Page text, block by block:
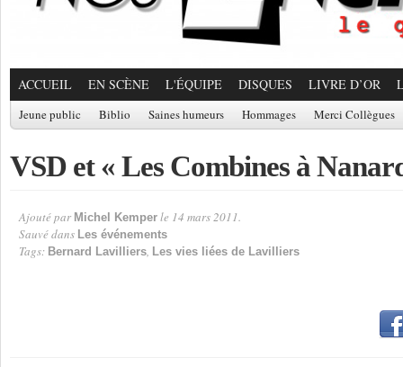
ACCUEIL EN SCÈNE L'ÉQUIPE DISQUES LIVRE D’OR
Jeune public Biblio Saines humeurs Hommages Merci Collègues
VSD et « Les Combines à
Ajouté par Michel Kemper le 14 mars 2011.
Sauvé dans Les événements
Tags: Bernard Lavilliers, Les vies liées de Lavilliers